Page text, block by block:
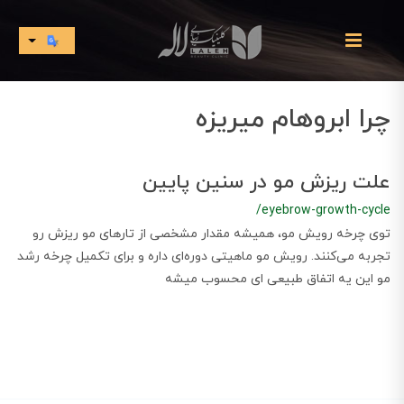
چرا ابروهام میریزه
علت ریزش مو در سنین پایین
/eyebrow-growth-cycle
توی چرخه رویش مو، همیشه مقدار مشخصی از تارهای مو ریزش رو
تجربه می‌کنند. رویش مو ماهیتی دوره‌ای داره و برای تکمیل چرخه رشد
مو این یه اتفاق طبیعی ای محسوب میشه